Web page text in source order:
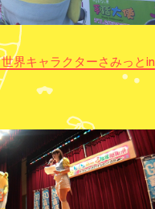
界キャラクターさみっとin